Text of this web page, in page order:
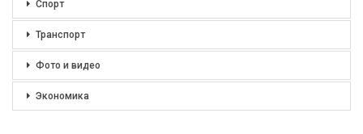
Спорт
Транспорт
Фото и видео
Экономика